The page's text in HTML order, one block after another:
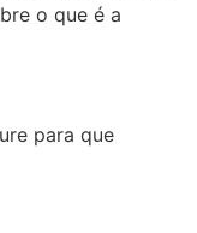
o que é a
para que